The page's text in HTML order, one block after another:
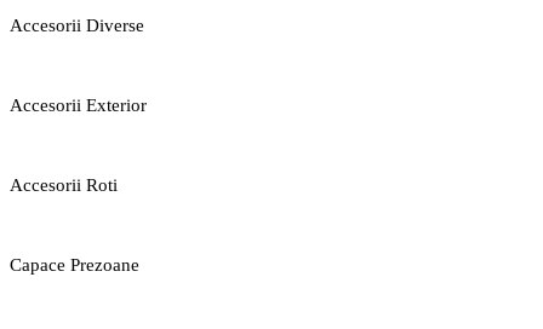
Accesorii Diverse
Accesorii Exterior
Accesorii Roti
Capace Prezoane